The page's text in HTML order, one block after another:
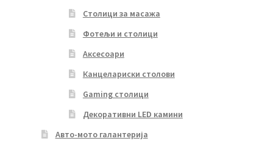
Столици за масажа
Фотељи и столици
Аксесоари
Канцелариски столови
Gaming столици
Декоративни LED камини
Авто-мото галантерија